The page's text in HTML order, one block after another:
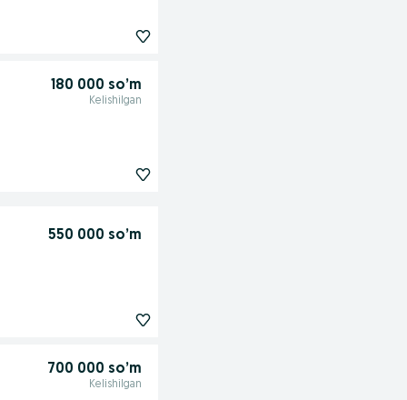
180 000 so’m
Kelishilgan
550 000 so’m
700 000 so’m
Kelishilgan